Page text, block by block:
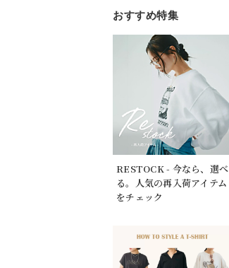
おすすめ特集
RESTOCK - 今なら、選べ
る。人気の再入荷アイテム
をチェック